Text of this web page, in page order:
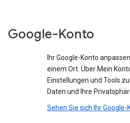
Google-Konto
Ihr Google-Konto
einem Ort. Über Mein
Einstellungen und Tools
Daten und Ihre
Sehen Sie sich Ihr Google-